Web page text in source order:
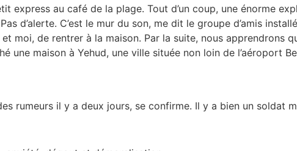
express au café de la plage. Tout d’un coup, une énorme
d’alerte. C’est le mur du son, me dit le groupe d’amis
moi, de rentrer à la maison. Par la suite, nous apprendrons
une maison à Yehud, une ville située non loin de l’aéroport
rumeurs il y a deux jours, se confirme. Il y a bien un soldat